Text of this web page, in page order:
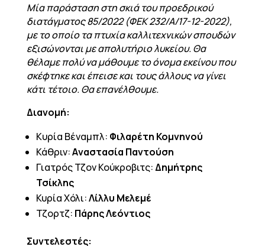
Μία παράσταση στη σκιά του προεδρικού
διατάγματος 85/2022 (ΦΕΚ 232/Α/17-12-2022),
με το οποίο τα πτυχία καλλιτεχνικών σπουδών
εξισώνονται με απολυτήριο λυκείου. Θα
θέλαμε πολύ να μάθουμε το όνομα εκείνου που
σκέφτηκε και έπεισε και τους άλλους να γίνει
κάτι τέτοιο. Θα επανέλθουμε.
Διανομή:
Kυρία Βέναμπλ: Φιλαρέτη Κομνηνού
Κάθριν:Aναστασία Παντούση
Γιατρός Τζoν Κούκροβιτς:Δημήτρης
Τσίκλης
Κυρία Χόλι:Λίλλυ Μελεμέ
Τζορτζ: Πάρης Λεόντιος
Συντελεστές: